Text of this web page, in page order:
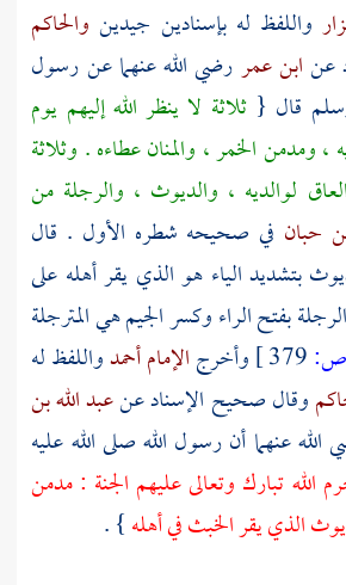
واللفظ له بإسنادين جيدين والحاكم
عنابن عمررضي الله عنهما عن رسول
وسلم قال {ثلاثة لا ينظر الله إليهم يوم
، ومدمن الخمر ، والمنان عطاءه . وثلاثة
لوالديه ، والديوث ، والرجلة من
حبان في صحيحه شطره الأول . قال
بتشديد الياء هو الذي يقر أهله على
بفتح الراء وكسر الجيم هي المترجلة
ص: وأخرجالإمام أحمدواللفظ له
وقال صحيح الإسناد عنعبد الله بن
الله عنهما أن رسول الله صلى الله عليه
الله تبارك وتعالى عليهم الجنة : مدمن
الذي يقر الخبث في أهله} .